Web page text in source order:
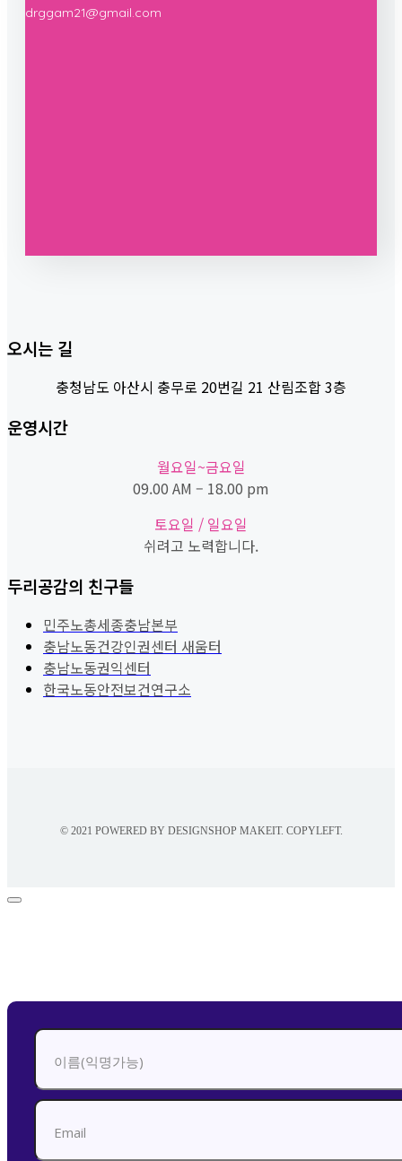
drggam21@gmail.com
오시는 길
충청남도 아산시 충무로 20번길 21 산림조합 3층
운영시간
월요일~금요일
09.00 AM – 18.00 pm
토요일 / 일요일
쉬려고 노력합니다.
두리공감의 친구들
민주노총세종충남본부
충남노동건강인권센터 새움터
충남노동권익센터
한국노동안전보건연구소
© 2021 POWERED BY DESIGNSHOP MAKEIT. COPYLEFT.